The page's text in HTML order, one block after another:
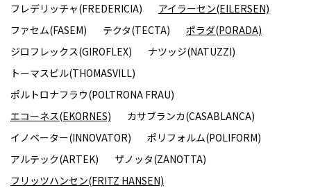
フレデリッチャ(FREDERICIA)
アイラーセン(EILERSEN)
ファセム(FASEM)
テクタ(TECTA)
ポラダ(PORADA)
ジロフレックス(GIROFLEX)
ナツッジ(NATUZZI)
トーマスビル(THOMASVILL)
ポルトロナフラウ(POLTRONA FRAU)
エコーネス(EKORNES)
カサブランカ(CASABLANCA)
イノベーター(INNOVATOR)
ポリフォルム(POLIFORM)
アルテック(ARTEK)
ザノッタ(ZANOTTA)
フリッツハンセン(FRITZ HANSEN)